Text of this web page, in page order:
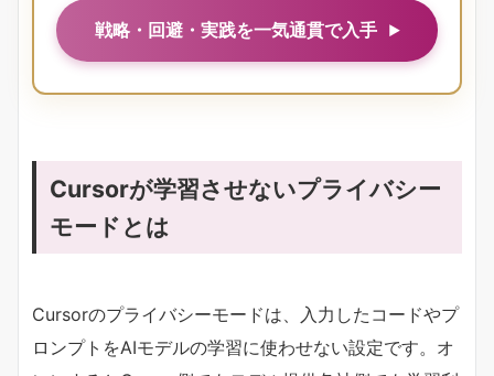
戦略・回避・実践を一気通貫で入手
Cursorが学習させないプライバシー
モードとは
Cursorのプライバシーモードは、入力したコードやプ
ロンプトをAIモデルの学習に使わせない設定です。オ